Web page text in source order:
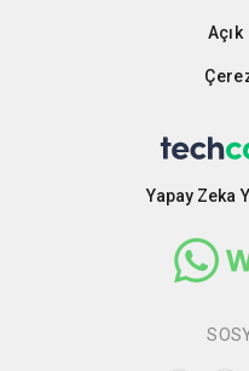
Açık
Yapay Zeka